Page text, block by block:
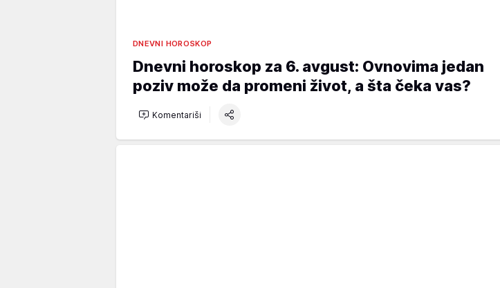
DNEVNI HOROSKOP
Dnevni horoskop za 6. avgust: Ovnovima jedan
poziv može da promeni život, a šta čeka vas?
Komentariši